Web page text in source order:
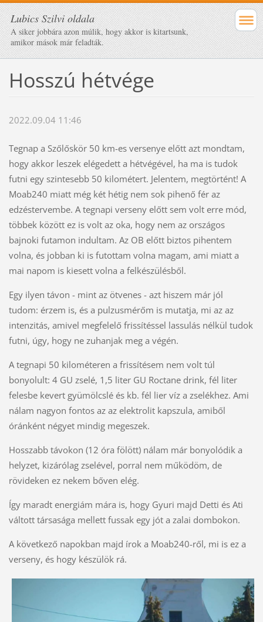
Lubics Szilvi oldala
A siker jobbára azon múlik, hogy akkor is kitartsunk,
amikor mások már feladták.
Hosszú hétvége
2022.09.04 11:46
Tegnap a Szőlőskör 50 km-es versenye előtt azt mondtam,
hogy akkor leszek elégedett a hétvégével, ha ma is tudok
futni egy szintesebb 50 kilométert. Jelentem, megtörtént! A
Moab240 miatt még két hétig nem sok pihenő fér az
edzéstervembe. A tegnapi verseny előtt sem volt erre mód,
többek között ez is volt az oka, hogy nem az országos
bajnoki futamon indultam. Az OB előtt biztos pihentem
volna, és jobban ki is futottam volna magam, ami miatt a
mai napom is kiesett volna a felkészülésből.
Egy ilyen távon - mint az ötvenes - azt hiszem már jól
tudom: érzem is, és a pulzusmérőm is mutatja, mi az az
intenzitás, amivel megfelelő frissítéssel lassulás nélkül tudok
futni, úgy, hogy ne zuhanjak meg a végén.
A tegnapi 50 kilométeren a frissítésem nem volt túl
bonyolult: 4 GU zselé, 1,5 liter GU Roctane drink, fél liter
felesbe kevert gyümölcslé és kb. fél lier víz a zselékhez. Ami
nálam nagyon fontos az az elektrolit kapszula, amiből
óránként négyet mindig megeszek.
Hosszabb távokon (12 óra fölött) nálam már bonyolódik a
helyzet, kizárólag zselével, porral nem működöm, de
rövideken ez nekem bőven elég.
Így maradt energiám mára is, hogy Gyuri majd Detti és Ati
váltott társasága mellett fussak egy jót a zalai dombokon.
A következő napokban majd írok a Moab240-ről, mi is ez a
verseny, és hogy készülök rá.